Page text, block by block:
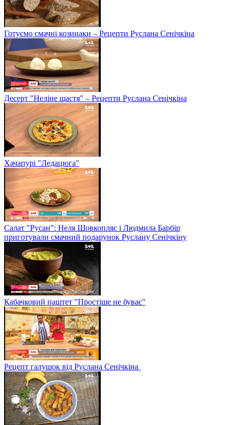
Готуємо смачні козинаки – Рецепти Руслана Сенічкіна
Десерт "Неліне щастя" – Рецепти Руслана Сенічкіна
Хачапурі "Ледацюга"
Салат "Русан": Неля Шовкопляс і Людмила Барбір
приготували смачний подарунок Руслану Сенічкіну
Кабачковий паштет "Простіше не буває"
Рецепт галушок від Руслана Сенічкіна